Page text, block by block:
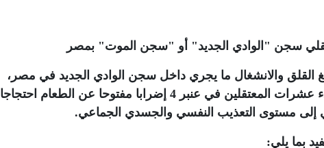
سجن "الوادي الجديد" أو "سجن الموت" بمصر
القلق والانشغال ما يجري داخل سجن الوادي الجديد في مصر،
والذي بات يُعرف بـ"سجن الموت"، في ضوء بدء عشرات المعتقلين في عنبر 4 إضرابا مفتوحا عن الطعام احتجاجا
إلى مستوى التعذيب النفسي والجسدي الجماعي.
بما يلي: